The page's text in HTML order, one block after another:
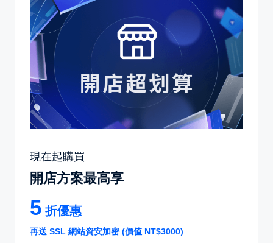
現在起購買
開店方案最高享
5 折優惠
再送 SSL 網站資安加密 (價值 NT$3000)